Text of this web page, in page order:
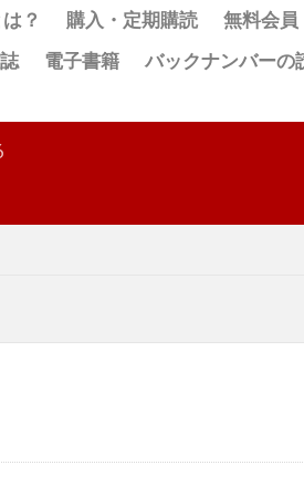
？ 購入・定期購読
無料会員
電子書籍
バックナンバーの
検索